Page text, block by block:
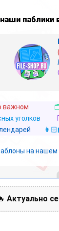
паблики
важном
уголков
на нашем
Актуально